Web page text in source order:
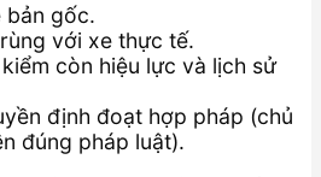
bản gốc.
với xe thực tế.
còn hiệu lực và lịch sử
định đoạt hợp pháp (chủ
đúng pháp luật).